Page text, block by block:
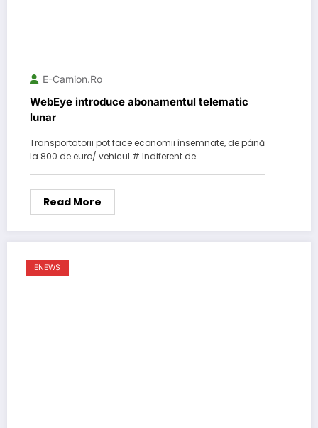
E-Camion.ro
WebEye introduce abonamentul telematic
lunar
Transportatorii pot face economii însemnate, de până
la 800 de euro/ vehicul # Indiferent de…
Read More
ENEWS